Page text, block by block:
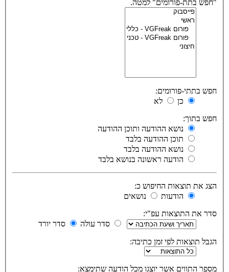
"חפש בתת-פורומים" למטה.
חפש בתתי-פורומים:
כן
לא
חפש בתוך:
נושא ההודעה ותוכן ההודעה
תוכן ההודעה בלבד
נושא ההודעה בלבד
הודעה ראשונה בנושא בלבד
הצג את תוצאות החיפוש כ:
הודעות
נושאים
סדר את התוצאות עפ"י:
סדר עולה
סדר יורד
הגבל תוצאות לפי זמן כתיבה:
מספר התווים אשר יוצגו מכל הודעה שתימצא: